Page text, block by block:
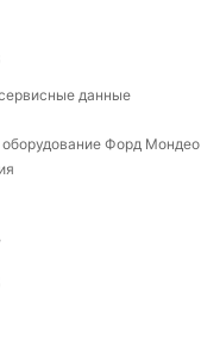
данные
оборудование Форд Мондео